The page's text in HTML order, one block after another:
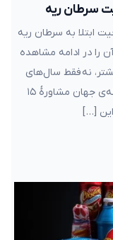
سرطان ریه
ابتلا به سرطان ریه
را در ادامه مشاهده
نه فقط سال‌های
بیشتر پزشکی طول عمر، کاملاً آنلاین از هر نقطه‌ی جهان مشاورهٔ ۱۵
[…]